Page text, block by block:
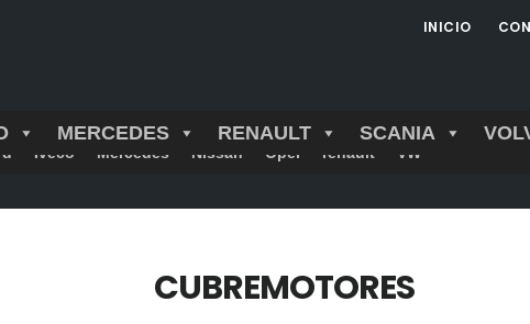
INICIO
Iveco Mercedes Nissan Opel renault VW
MERCEDES RENAULT SCANIA
CUBREMOTORES